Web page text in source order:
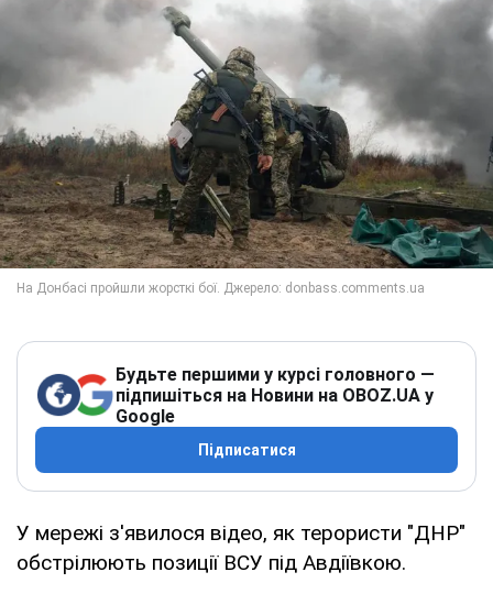
Будьте першими у курсі головного —
підпишіться на Новини на OBOZ.UA у
Google
Підписатися
У мережі з'явилося відео, як терористи "ДНР"
обстрілюють позиції ВСУ під Авдіївкою.